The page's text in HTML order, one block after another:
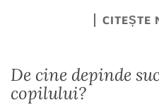
CITEȘTE
De cine depinde
copilului?